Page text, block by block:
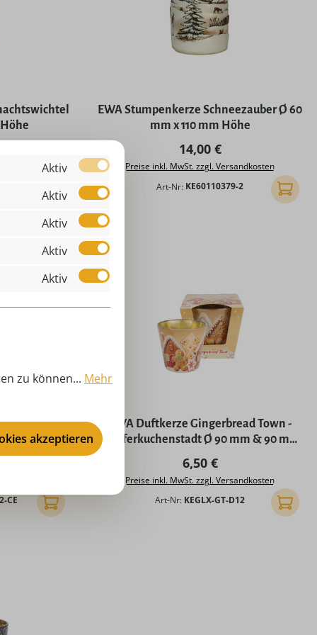
In den Warenkorb
EWA Stumpenkerze Schneezauber Ø 60
mm x 110 mm Höhe
Regulärer Preis:
14,00 €
Preise inkl. MwSt. zzgl. Versandkosten
Art-Nr: KE60110379-2 In den
- Zedernholz
CE In den Warenkorb
EWA Duftkerze Gingerbread Town -
Pfefferkuchenstadt Ø 90 mm & 90 mm
Regulärer Preis:
6,50 €
Preise inkl. MwSt. zzgl. Versandkosten
Art-Nr: KEGLX-GT-D12 In den
Aktiv
Aktiv
Aktiv
Aktiv
Aktiv
zu können... Mehr
akzeptieren